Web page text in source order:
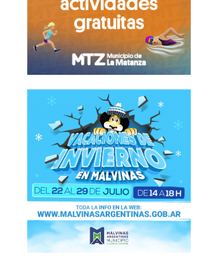
“Estamos fundando un gran movimiento de
unidad nacional -manifestó Espinoza- con Toty,
con otros miembros del nuevo gabinete que
tiene que ver con una nueva Argentina y generar
un nuevo gran frente electoral con todos los
consensos para tener un gran acuerdo nacional.
Eso es lo que hoy se está haciendo desde La
Durante el acto, el jefe comunal resaltó la
importancia de las designaciones: “Lo principal
es lo que hoy necesita la Argentina”, y agregó:
“No importa de dónde venimos, importa a dónde
vamos. Y a dónde vamos es justamente a
generar una nueva Argentina en la que tengan
posibilidad de desarrollarse en la vida nuestros
jóvenes, donde nuestros abuelos tengan